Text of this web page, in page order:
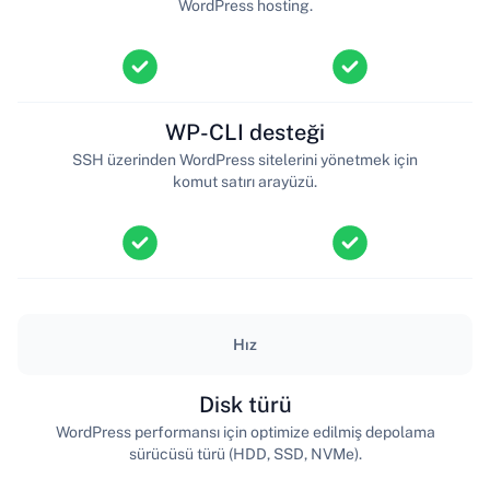
WordPress hosting.
WP-CLI desteği
SSH üzerinden WordPress sitelerini yönetmek için
komut satırı arayüzü.
Hız
Disk türü
WordPress performansı için optimize edilmiş depolama
sürücüsü türü (HDD, SSD, NVMe).